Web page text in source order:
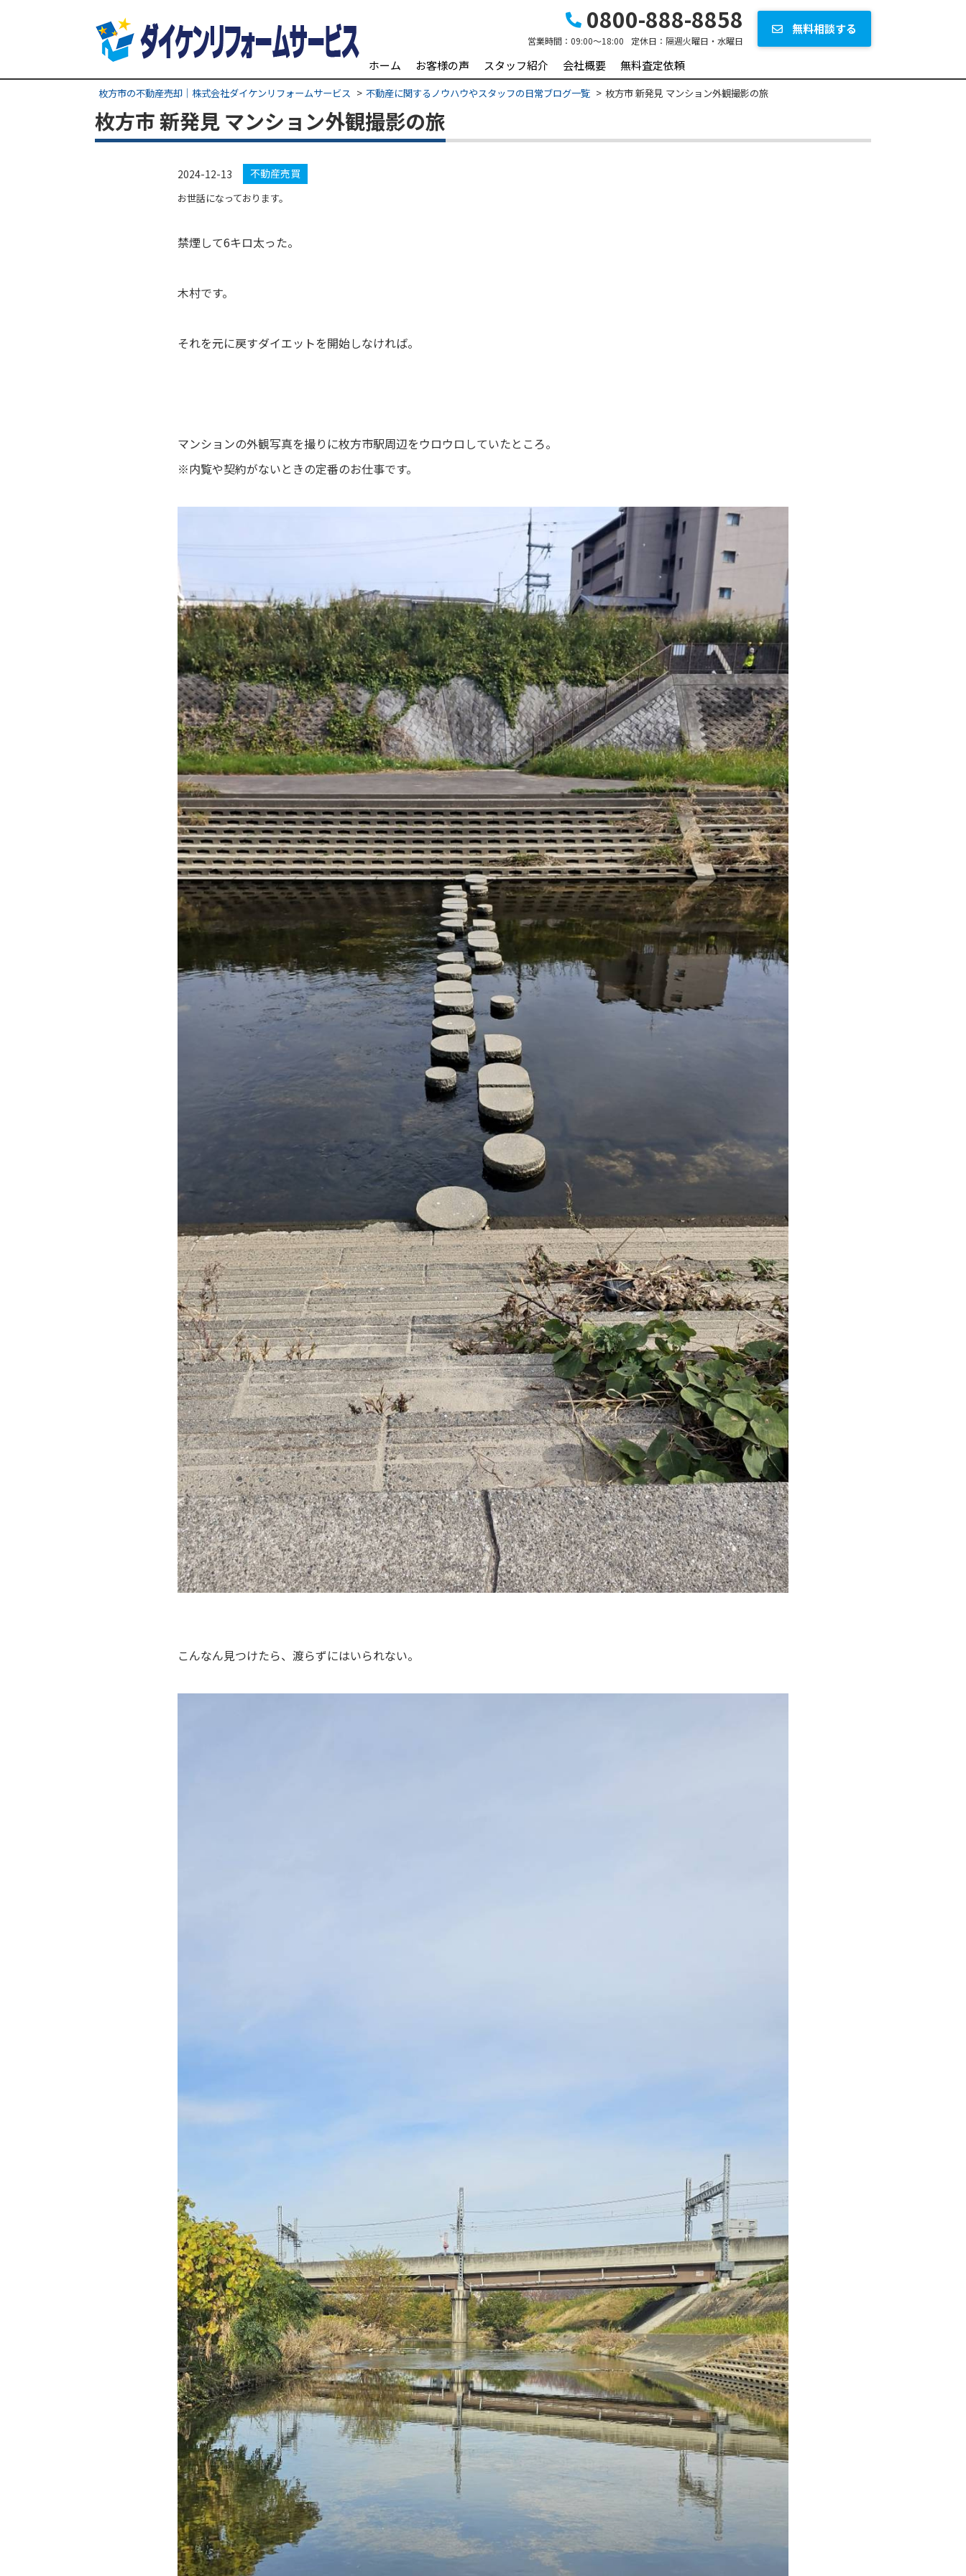
0800-888-8858
営業時間： 09:00～18:00 定休日： 隔週火曜日・水曜日
無料相談する
ホーム お客様の声 スタッフ紹介 会社概要 無料査定依頼
枚方市の不動産売却｜株式会社ダイケンリフォームサービス 不動産に関するノウハウやスタッフの日常ブログ一覧 枚方市 新発見 マンション外観撮影の旅
枚方市 新発見 マンション外観撮影の旅
2024-12-13 不動産売買
お世話になっております。
禁煙して6キロ太った。
木村です。
それを元に戻すダイエットを開始しなければ。
マンションの外観写真を撮りに枚方市駅周辺をウロウロしていたところ。
※内覧や契約がないときの定番のお仕事です。
こんなん見つけたら、渡らずにはいられない。